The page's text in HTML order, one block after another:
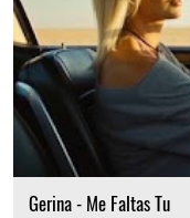
Gerina - Me Faltas Tu